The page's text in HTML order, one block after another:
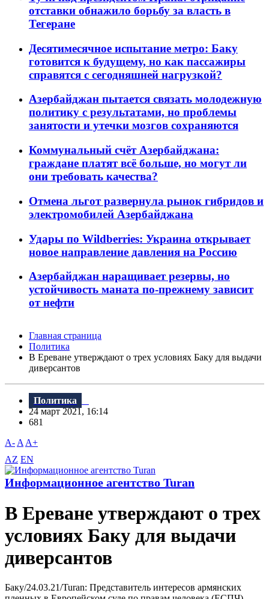
отставки обнажило борьбу за власть в
Тегеране
Десятимесячное испытание метро: Баку
готовится к будущему, но как пассажиры
справятся с сегодняшней нагрузкой?
Азербайджан пытается связать молодежную
политику с результатами, но проблемы
занятости и утечки мозгов сохраняются
Коммунальный счёт Азербайджана:
граждане платят всё больше, но могут ли
они требовать качества?
Отмена льгот развернула рынок гибридов и
электромобилей Азербайджана
Удары по Wildberries: Украина открывает
новое направление давления на Россию
Азербайджан наращивает резервы, но
устойчивость маната по-прежнему зависит
от нефти
Главная страница
Политика
В Ереване утверждают о трех условиях Баку для выдачи
диверсантов
Политика
24 март 2021, 16:14
681
A- A A+
AZ EN
Информационное агентство Turan
В Ереване утверждают о трех
условиях Баку для выдачи
диверсантов
Баку/24.03.21/Turan: Представитель интересов армянских